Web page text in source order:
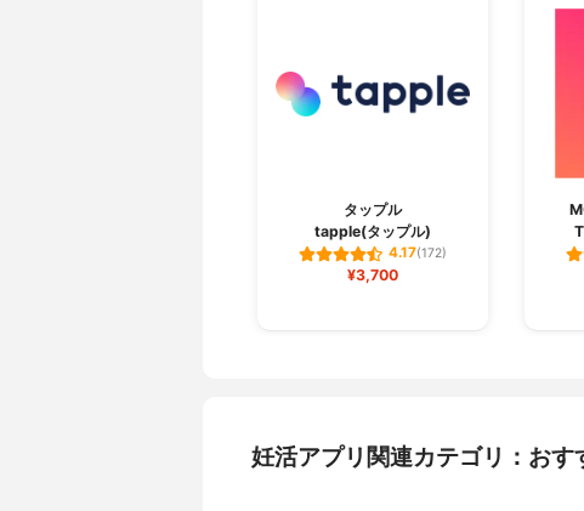
タップル
tapple(タップル)
4.17(172)
¥3,700
妊活アプリ関連カテゴリ：お